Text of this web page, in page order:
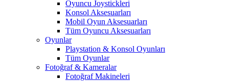
Oyuncu Joystickleri
Konsol Aksesuarları
Mobil Oyun Aksesuarları
Tüm Oyuncu Aksesuarları
Oyunlar
Playstation & Konsol Oyunları
Tüm Oyunlar
Fotoğraf & Kameralar
Fotoğraf Makineleri